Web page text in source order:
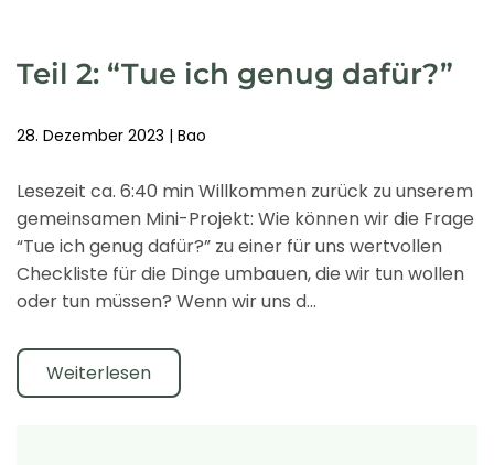
Teil 2: “Tue ich genug dafür?”
28. Dezember 2023 | Bao
Lesezeit ca. 6:40 min Willkommen zurück zu unserem
gemeinsamen Mini-Projekt: Wie können wir die Frage
“Tue ich genug dafür?” zu einer für uns wertvollen
Checkliste für die Dinge umbauen, die wir tun wollen
oder tun müssen? Wenn wir uns d…
Weiterlesen